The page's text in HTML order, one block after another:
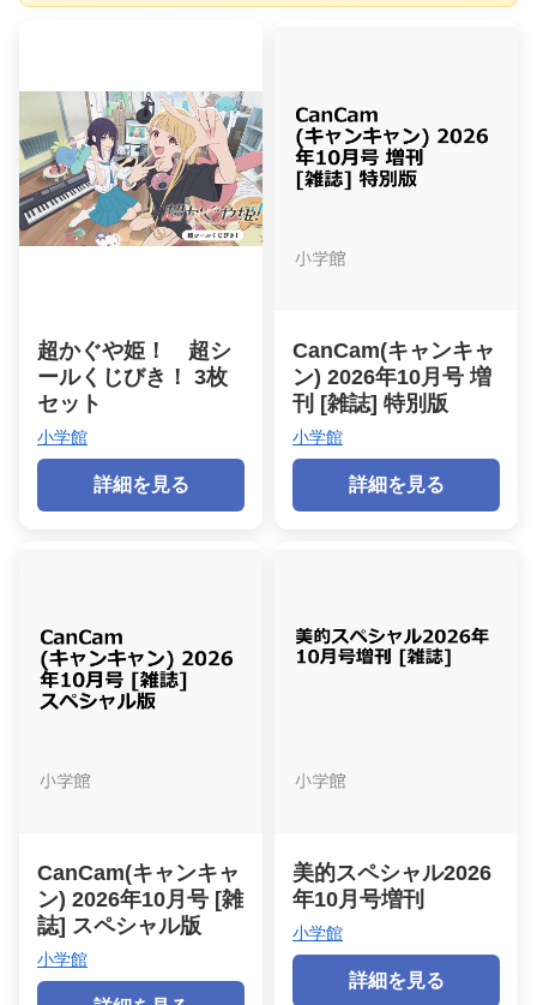
超かぐや姫！ 超シ
ールくじびき！ 3枚
セット
小学館
詳細を見る
CanCam(キャンキャ
ン) 2026年10月号 増
刊 [雑誌] 特別版
小学館
詳細を見る
CanCam(キャンキャ
ン) 2026年10月号 [雑
誌] スペシャル版
小学館
美的スペシャル2026
年10月号増刊
小学館
詳細を見る